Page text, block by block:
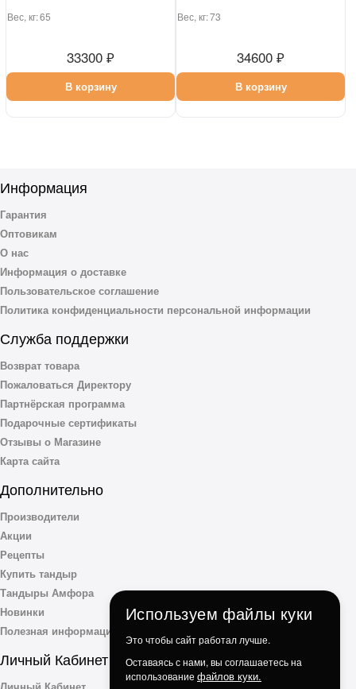
Вес, кг:65
33300 ₽
В корзину
Вес, кг:73
34600 ₽
В корзину
Информация
Гарантия
Оптовикам
О нас
Информация о доставке
Пользовательское соглашение
Политика конфиденциальности персональной информации
Служба поддержки
Возврат товара
Пожаловаться Директору
Партнёрская программа
Подарочные сертификаты
Отзывы о Магазине
Карта сайта
Дополнительно
Производители
Акции
Рецепты
Купить тандыр
Тандыры Амфора
Новинки
Полезная информация
Личный Кабинет
Используем файлы куки
Это чтобы сайт работал лучше.
Оставаясь с нами, вы соглашаетесь на
использование файлов куки.